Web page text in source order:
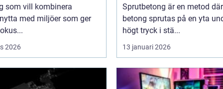
som vill kombinera
med miljöer som ger
2026
Sprutbetong är en metod där
betong sprutas på en yta
högt tryck i stä...
13 januari 2026